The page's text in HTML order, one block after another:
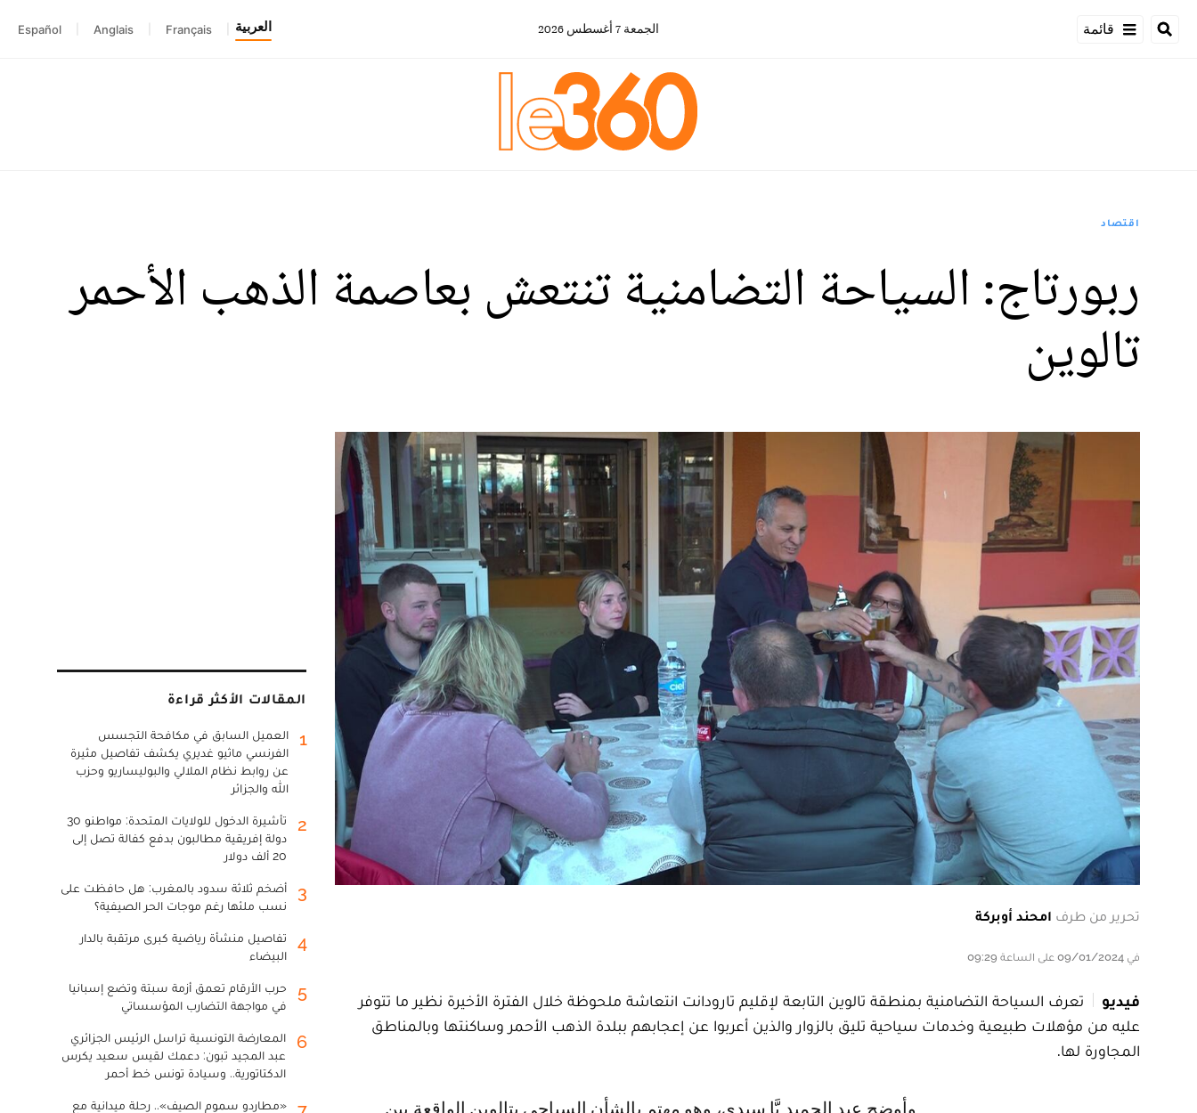
قائمة الجمعة 7 أغسطس 2026 العربية Français
Anglais
Español
اقتصاد
ربورتاج: السياحة التضامنية تنتعش بعاصمة الذهب الأحمر
تالوين
تحرير من طرف امحند أوبركة
في 09/01/2024 على الساعة 09:29
فيديو
تعرف السياحة التضامنية بمنطقة تالوين التابعة لإقليم تارودانت انتعاشة ملحوظة خلال الفترة الأخيرة نظير ما تتوفر
عليه من مؤهلات طبيعية وخدمات سياحية تليق بالزوار والذين أعربوا عن إعجابهم ببلدة الذهب الأحمر وساكنتها وبالمناطق
المجاورة لها.
وأوضح عبد الحميد بَّا سيدي، وهو مهتم بالشأن السياحي بتالوين الواقعة بين
المقالات الأكثر قراءة
1
العميل السابق في مكافحة التجسس
الفرنسي ماثيو غديري يكشف تفاصيل مثيرة
عن روابط نظام الملالي والبوليساريو وحزب
الله والجزائر
2
تأشيرة الدخول للولايات المتحدة: مواطنو 30
دولة إفريقية مطالبون بدفع كفالة تصل إلى
20 ألف دولار
3
أضخم ثلاثة سدود بالمغرب: هل حافظت على
نسب ملئها رغم موجات الحر الصيفية؟
4
تفاصيل منشأة رياضية كبرى مرتقبة بالدار
البيضاء
5
حرب الأرقام تعمق أزمة سبتة وتضع إسبانيا
في مواجهة التضارب المؤسساتي
6
المعارضة التونسية تراسل الرئيس الجزائري
عبد المجيد تبون: دعمك لقيس سعيد يكرس
الدكتاتورية.. وسيادة تونس خط أحمر
«مطارِدو سموم الصيف».. رحلة ميدانية مع